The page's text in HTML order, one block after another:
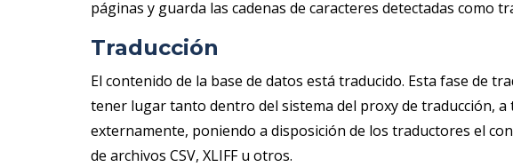
páginas y guarda las cadenas de caracteres detectadas como
Traducción
El contenido de la base de datos está traducido. Esta fase de
tener lugar tanto dentro del sistema del proxy de traducción, a
externamente, poniendo a disposición de los traductores el
de archivos CSV, XLIFF u otros.